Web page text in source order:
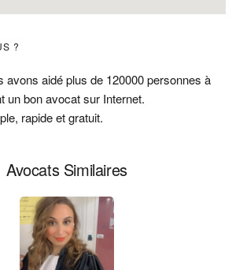
?
avons aidé plus de 120000 personnes à
un bon avocat sur Internet.
rapide et gratuit.
Avocats Similaires